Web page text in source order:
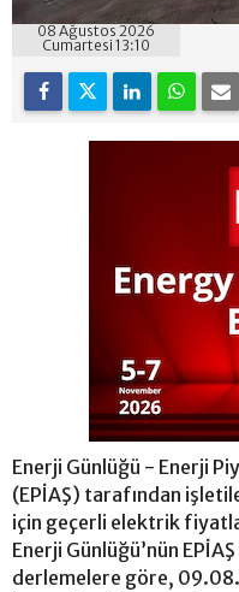
08 Ağustos 2026
Cumartesi 13:10
Enerji Günlüğü - Enerji
(EPİAŞ) tarafından
için geçerli elektrik
Enerji Günlüğü’nün
derlemelere göre,